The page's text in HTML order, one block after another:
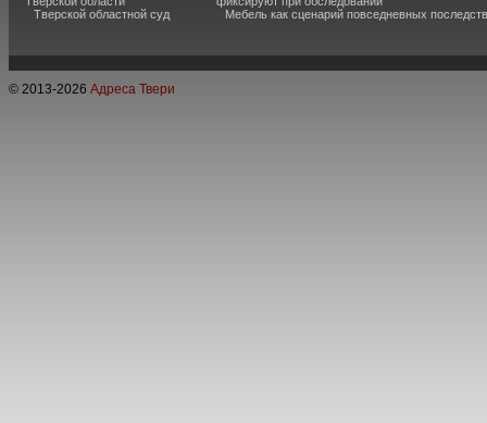
Тверской областной суд
Мебель как сценарий повседневных
© 2013-2026 Адреса Твери